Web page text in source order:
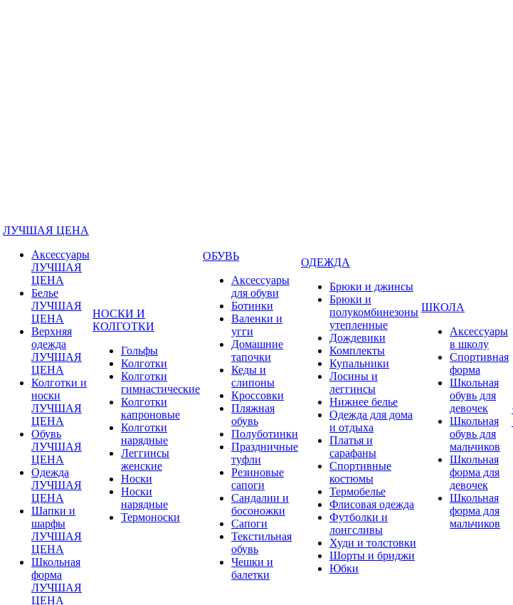
ЛУЧШАЯ ЦЕНА
Аксессуары
ЛУЧШАЯ
ЦЕНА
Белье
ЛУЧШАЯ
ЦЕНА
Верхняя
одежда
ЛУЧШАЯ
ЦЕНА
Колготки и
носки
ЛУЧШАЯ
ЦЕНА
Обувь
ЛУЧШАЯ
ЦЕНА
Одежда
ЛУЧШАЯ
ЦЕНА
Шапки и
шарфы
ЛУЧШАЯ
ЦЕНА
Школьная
форма
ЛУЧШАЯ
ЦЕНА
НОСКИ И
КОЛГОТКИ
Гольфы
Колготки
Колготки
гимнастические
Колготки
капроновые
Колготки
нарядные
Леггинсы
женские
Носки
Носки
нарядные
Термоноски
ОБУВЬ
Аксессуары
для обуви
Ботинки
Валенки и
угги
Домашние
тапочки
Кеды и
слипоны
Кроссовки
Пляжная
обувь
Полуботинки
Праздничные
туфли
Резиновые
сапоги
Сандалии и
босоножки
Сапоги
Текстильная
обувь
Чешки и
балетки
ОДЕЖДА
Брюки и джинсы
Брюки и
полукомбинезоны
утепленные
Дождевики
Комплекты
Купальники
Лосины и
леггинсы
Нижнее белье
Одежда для дома
и отдыха
Платья и
сарафаны
Спортивные
костюмы
Термобелье
Флисовая одежда
Футболки и
лонгсливы
Худи и толстовки
Шорты и бриджи
Юбки
ШКОЛА
Аксессуары
в школу
Спортивная
форма
Школьная
обувь для
девочек
Школьная
обувь для
мальчиков
Школьная
форма для
девочек
Школьная
форма для
мальчиков